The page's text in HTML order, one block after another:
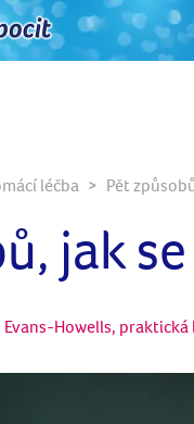
léčba Pět
jak
Evans-Howells,